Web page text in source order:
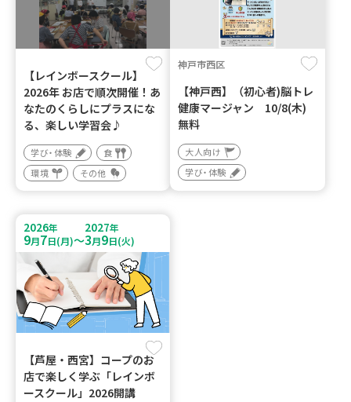
【レインボースクール】
2026年 お店で順次開催！あ
なたのくらしにプラスにな
る、楽しい学習会♪
学び・体験
食
環境
その他
神戸市西区
【神戸西】（初心者)脳トレ
健康マージャン 10/8(木)
無料
大人向け
学び・体験
2026年
9月7日(月)～
2027年
3月9日(火)
【芦屋・西宮】コープのお
店で楽しく学ぶ「レインボ
ースクール」2026開講